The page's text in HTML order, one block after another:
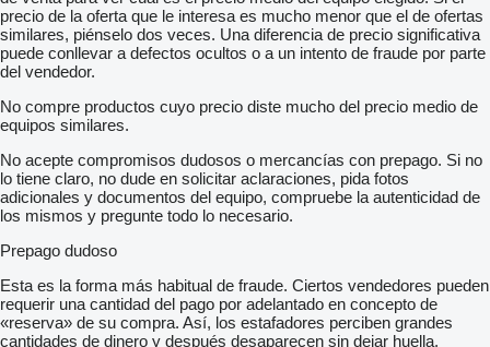
precio de la oferta que le interesa es mucho menor que el de ofertas
similares, piénselo dos veces. Una diferencia de precio significativa
puede conllevar a defectos ocultos o a un intento de fraude por parte
del vendedor.
No compre productos cuyo precio diste mucho del precio medio de
equipos similares.
No acepte compromisos dudosos o mercancías con prepago. Si no
lo tiene claro, no dude en solicitar aclaraciones, pida fotos
adicionales y documentos del equipo, compruebe la autenticidad de
los mismos y pregunte todo lo necesario.
Prepago dudoso
Esta es la forma más habitual de fraude. Ciertos vendedores pueden
requerir una cantidad del pago por adelantado en concepto de
«reserva» de su compra. Así, los estafadores perciben grandes
cantidades de dinero y después desaparecen sin dejar huella.